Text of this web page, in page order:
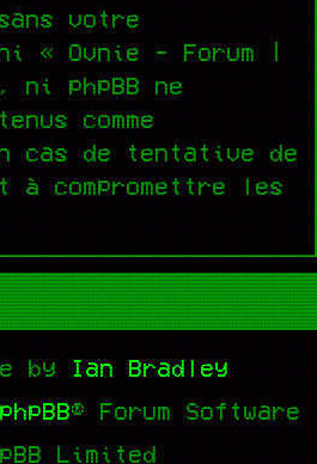
votre
« Ovnie - Forum |
ni phpBB ne
comme
cas de tentative de
à compromettre les
by
Ian Bradley
phpBB® Forum Software
Limited